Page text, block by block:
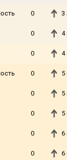
0 3
0 4
0 4
0 5
0 5
0 5
0 6
0 6